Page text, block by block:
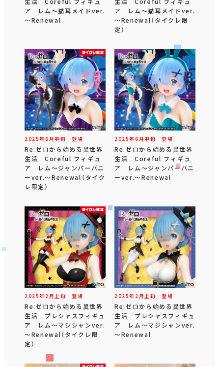
ア レム～猫耳メイドver.
～Renewal
ア レム～猫耳メイドver.
～Renewal（タイクレ限
定）
2025年6 月中旬 登場
Re:ゼロから始める異世界
生活 Coreful フィギュ
ア レム～ジャンパーバニ
ーver.～Renewal（タイク
レ限定）
2025年6 月中旬 登場
Re:ゼロから始める異世界
生活 Coreful フィギュ
ア レム～ジャンパーバニ
ーver.～Renewal
2025年 2 月 上旬 登場
Re:ゼロから始める異世界
生活 プレシャスフィギュ
ア レム～マジシャンver.
～Renewal（タイクレ限
定）
2025年 2 月 上旬 登場
Re:ゼロから始める異世界
生活 プレシャスフィギュ
ア レム～マジシャンver.
～Renewal